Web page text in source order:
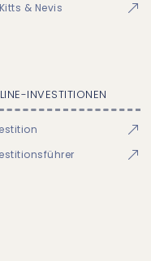
& Nevis
INVESTITIONEN